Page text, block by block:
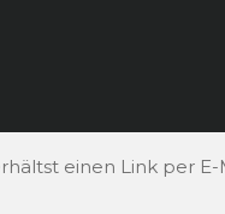
einen Link per